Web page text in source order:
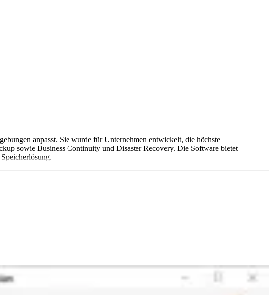
anpasst. Sie wurde für Unternehmen entwickelt, die höchste
sowie Business Continuity und Disaster Recovery. Die Software bietet